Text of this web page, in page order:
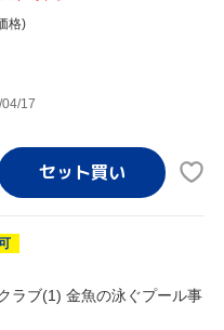
格)
17
ラブ(1) 金魚の泳ぐプール事